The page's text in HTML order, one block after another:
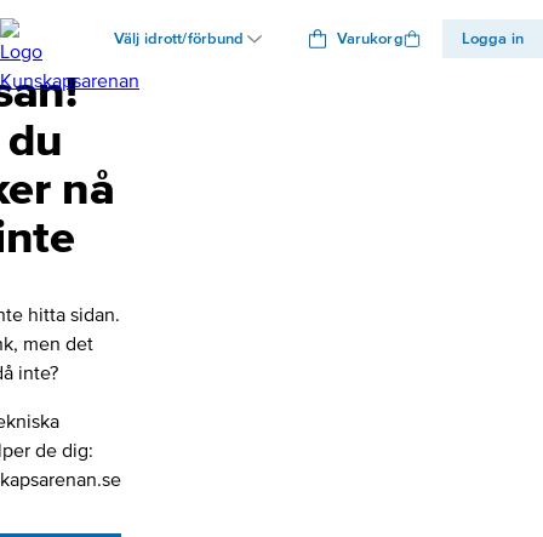
Välj idrott/förbund Varukorg Logga in
nå
hitta sidan.
men det
inte?
de dig: